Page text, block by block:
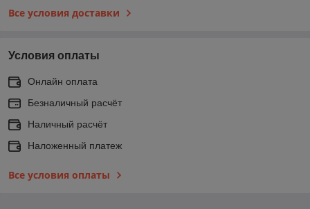
Все условия доставки
Условия оплаты
Онлайн оплата
Безналичный расчёт
Наличный расчёт
Наложенный платеж
Все условия оплаты